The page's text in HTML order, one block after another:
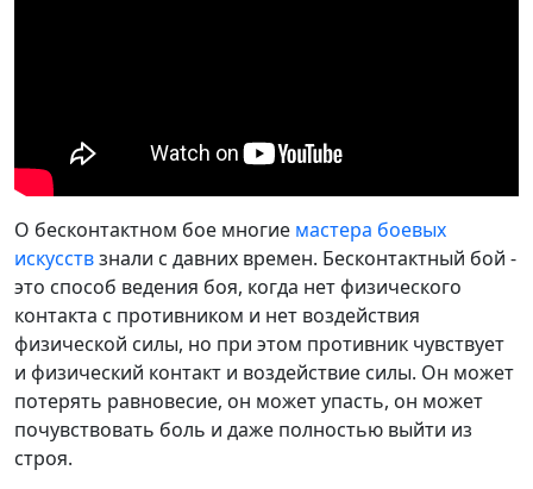
О бесконтактном бое многие мастера боевых
искусствзнали с давних времен. Бесконтактный бой -
это способ ведения боя, когда нет физического
контакта с противником и нет воздействия
физической силы, но при этом противник чувствует
и физический контакт и воздействие силы. Он может
потерять равновесие, он может упасть, он может
почувствовать боль и даже полностью выйти из
строя.